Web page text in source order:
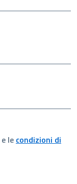
e le condizioni di